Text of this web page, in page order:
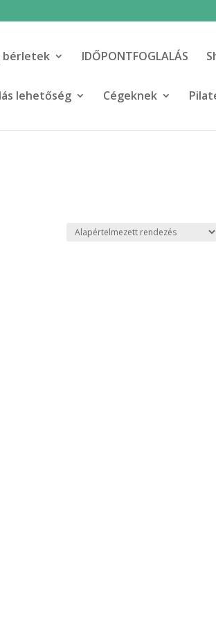
bérletek IDŐPONTFOGLALÁS
lehetőség Cégeknek